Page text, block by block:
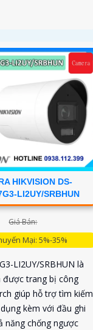
HIKVISION DS-
LI2UY/SRBHUN
Giá Bán:
Mại: 5%-35%
LI2UY/SRBHUN là
được trang bị công
giúp hỗ trợ tìm kiếm
kèm với đầu ghi
năng chống ngược